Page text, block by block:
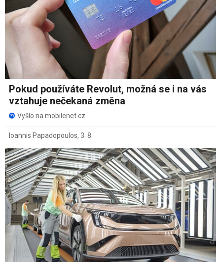
Pokud používáte Revolut, možná se i na vás
vztahuje nečekaná změna
Vyšlo na mobilenet.cz
Ioannis Papadopoulos, 3. 8.